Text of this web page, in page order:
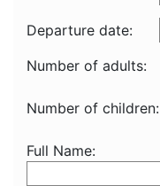
Departure date:
Number of adults:
Number of children:
Full Name: